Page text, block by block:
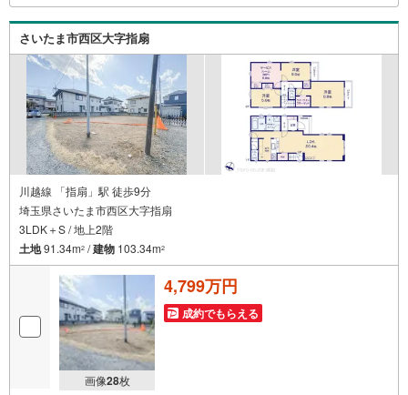
さいたま市西区大字指扇
川越線 「指扇」駅 徒歩9分
埼玉県さいたま市西区大字指扇
3LDK＋S / 地上2階
土地91.34m2 /建物 103.34m2
画像28枚
4,799万円
成約でもらえる